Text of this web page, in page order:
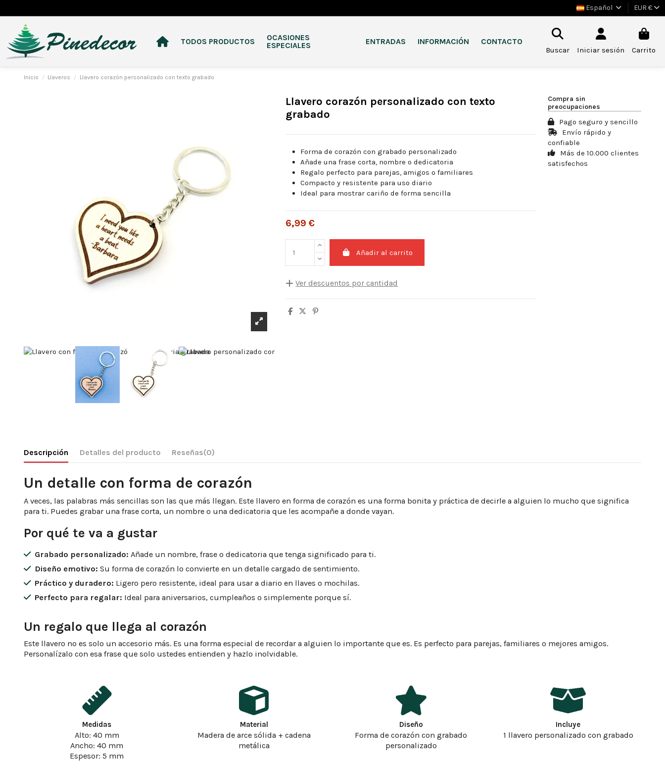
Español EUR €
TODOS PRODUCTOS
OCASIONES
ESPECIALES
ENTRADAS INFORMACIÓN CONTACTO
Buscar Iniciar sesión Carrito
Inicio Llaveros Llavero corazón personalizado con texto grabado
Llavero corazón personalizado con texto
grabado
Forma de corazón con grabado personalizado
Añade una frase corta, nombre o dedicatoria
Regalo perfecto para parejas, amigos o familiares
Compacto y resistente para uso diario
Ideal para mostrar cariño de forma sencilla
6,99 €
Añadir al carrito
Ver descuentos por cantidad
Cantidad Descuento unitario
Usted ahorra
Compra sin
preocupaciones
Pago seguro y sencillo
Envío rápido y
confiable
Más de 10.000 clientes
satisfechos
Descripción Detalles del producto Reseñas(0)
Un detalle con forma de corazón
A veces, las palabras más sencillas son las que más llegan. Este llavero en forma de corazón es una forma bonita y práctica de decirle a alguien lo mucho que significa
para ti. Puedes grabar una frase corta, un nombre o una dedicatoria que les acompañe a donde vayan.
Por qué te va a gustar
Grabado personalizado: Añade un nombre, frase o dedicatoria que tenga significado para ti.
Diseño emotivo: Su forma de corazón lo convierte en un detalle cargado de sentimiento.
Práctico y duradero: Ligero pero resistente, ideal para usar a diario en llaves o mochilas.
Perfecto para regalar: Ideal para aniversarios, cumpleaños o simplemente porque sí.
Un regalo que llega al corazón
Este llavero no es solo un accesorio más. Es una forma especial de recordar a alguien lo importante que es. Es perfecto para parejas, familiares o mejores amigos.
Personalízalo con esa frase que solo ustedes entienden y hazlo inolvidable.
Medidas
Alto: 40 mm
Ancho: 40 mm
Espesor: 5 mm
Material
Madera de arce sólida + cadena
metálica
Diseño
Forma de corazón con grabado
personalizado
Incluye
1 llavero personalizado con grabado